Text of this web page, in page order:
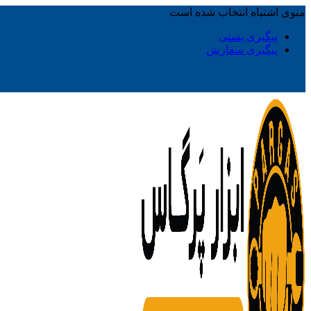
منوی اشتباه انتخاب شده است
پیگیری پستی
پیگیری سفارش